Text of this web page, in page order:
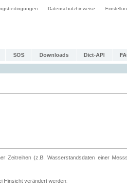
Datenschutzhinweise
SOS Downloads Dict-API
Zeitreihen (z.B. Wasserstandsdaten einer
Hinsicht verändert werden: